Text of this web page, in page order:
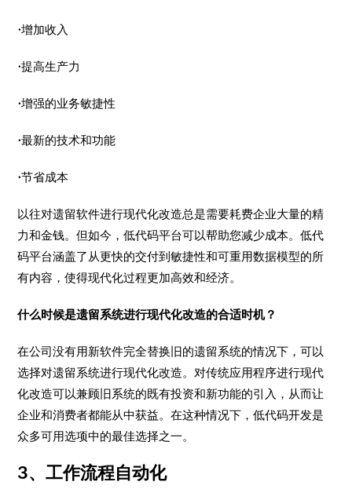
·增加收入
·提高生产力
·增强的业务敏捷性
·最新的技术和功能
·节省成本
以往对遗留软件进行现代化改造总是需要耗费企业大量的精
力和金钱。但如今，低代码平台可以帮助您减少成本。低代
码平台涵盖了从更快的交付到敏捷性和可重用数据模型的所
有内容，使得现代化过程更加高效和经济。
什么时候是遗留系统进行现代化改造的合适时机？
在公司没有用新软件完全替换旧的遗留系统的情况下，可以
选择对遗留系统进行现代化改造。对传统应用程序进行现代
化改造可以兼顾旧系统的既有投资和新功能的引入，从而让
企业和消费者都能从中获益。在这种情况下，低代码开发是
众多可用选项中的最佳选择之一。
3、工作流程自动化